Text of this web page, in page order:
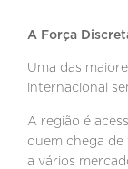
A Força
Uma das
internacional
A região é
quem chega
a vários